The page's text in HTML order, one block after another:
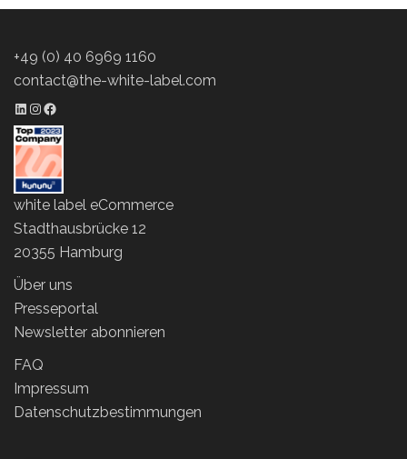
+49 (0) 40 6969 1160
contact@the-white-label.com
LinkedIn Profil
Instagram Profil
Facebook Profil
white label eCommerce
Stadthausbrücke 12
20355 Hamburg
Über uns
Presseportal
Newsletter abonnieren
FAQ
Impressum
Datenschutzbestimmungen